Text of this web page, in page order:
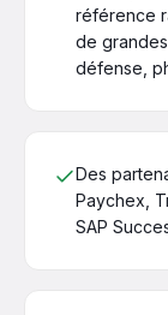
référence
de
défense,
Des
Paychex,
SAP